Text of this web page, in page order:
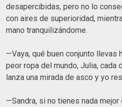
desapercibidas, pero no lo
con aires de superioridad,
mano tranquilizándome.
—Vaya, qué buen conjunto llevas
peor ropa del mundo, Julia, cada
lanza una mirada de asco y yo
—Sandra, si no tienes nada